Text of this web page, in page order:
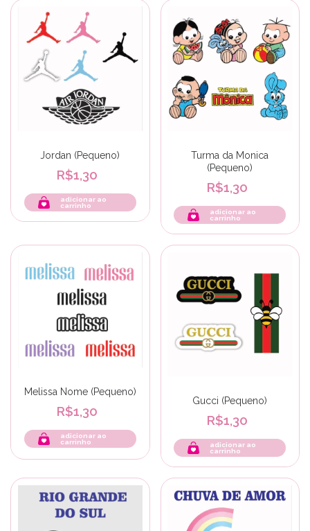
Jordan (Pequeno)
R$1,30
adicionar ao
carrinho
Turma da Monica
(Pequeno)
R$1,30
adicionar ao
carrinho
Melissa Nome (Pequeno)
R$1,30
adicionar ao
carrinho
Gucci (Pequeno)
R$1,30
adicionar ao
carrinho